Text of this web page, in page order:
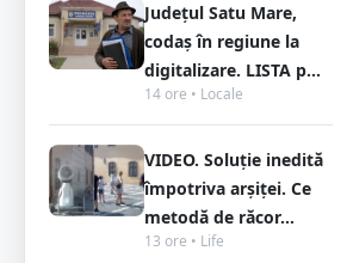
Județul Satu Mare,
codaș în regiune la
digitalizare. LISTA p...
14 ore • Locale
VIDEO. Soluție inedită
împotriva arșiței. Ce
metodă de răcor...
13 ore • Life